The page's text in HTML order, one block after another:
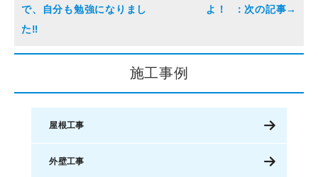
で、自分も勉強になりまし
た‼︎
よ！
施工事例
屋根工事
外壁工事